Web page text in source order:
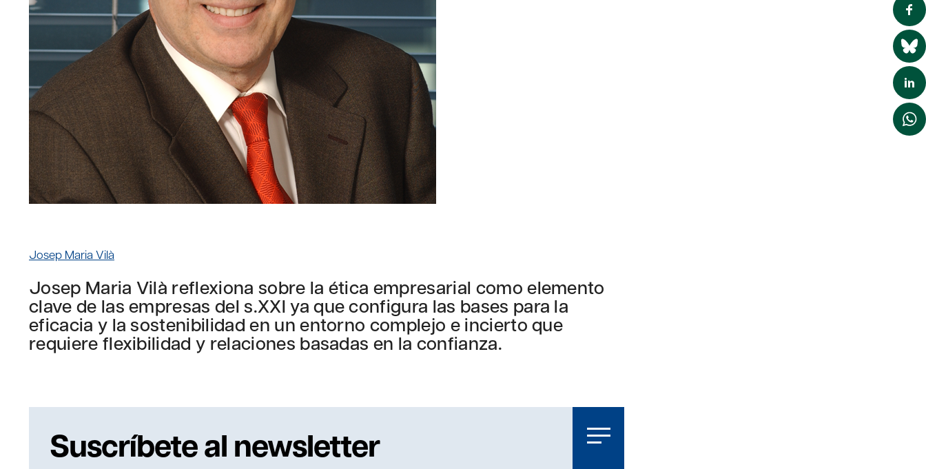
Josep Maria Vilà
Josep Maria Vilà reflexiona sobre la ética empresarial como elemento
clave de las empresas del s.XXI ya que configura las bases para la
eficacia y la sostenibilidad en un entorno complejo e incierto que
requiere flexibilidad y relaciones basadas en la confianza.
Suscríbete al newsletter